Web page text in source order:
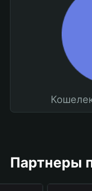
Партнеры